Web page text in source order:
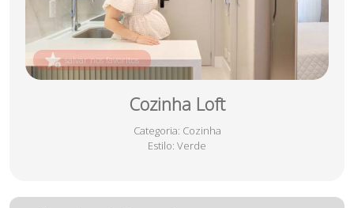
Cozinha Loft
Categoria: Cozinha
Estilo: Verde
salvar nos favoritos